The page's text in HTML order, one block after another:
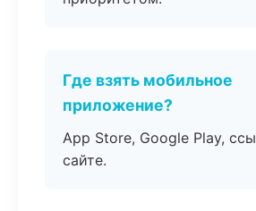
Где взять мобильное
приложение?
App Store, Google Play,
сайте.